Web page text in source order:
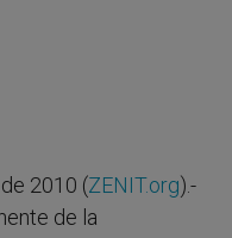
2010 (ZENIT.org).-
de la